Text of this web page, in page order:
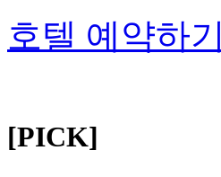
호텔 예약하기
[PICK]